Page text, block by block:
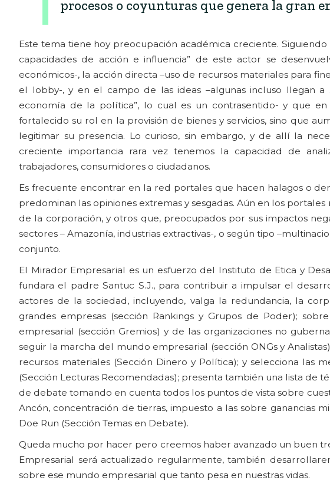
procesos o coyunturas que genera la gran
Este tema tiene hoy preocupación académica creciente.
capacidades de acción e influencia” de este actor se
económicos-, la acción directa –uso de recursos materiales para
el lobby-, y en el campo de las ideas –algunas incluso llegan
economía de la política”, lo cual es un contrasentido- y que
fortalecido su rol en la provisión de bienes y servicios, sino que
legitimar su presencia. Lo curioso, sin embargo, y de allí la
creciente importancia rara vez tenemos la capacidad de
trabajadores, consumidores o ciudadanos.
Es frecuente encontrar en la red portales que hacen halagos o
predominan las opiniones extremas y sesgadas. Aún en los
de la corporación, y otros que, preocupados por sus impactos
sectores – Amazonía, industrias extractivas-, o según tipo
conjunto.
El Mirador Empresarial es un esfuerzo del Instituto de Etica y
fundara el padre Santuc S.J., para contribuir a impulsar el
actores de la sociedad, incluyendo, valga la redundancia, la
grandes empresas (sección Rankings y Grupos de Poder);
empresarial (sección Gremios) y de las organizaciones no
seguir la marcha del mundo empresarial (sección ONGs y
recursos materiales (Sección Dinero y Política); y selecciona las
(Sección Lecturas Recomendadas); presenta también una lista de
de debate tomando en cuenta todos los puntos de vista sobre
Ancón, concentración de tierras, impuesto a las sobre ganancias
Doe Run (Sección Temas en Debate).
Queda mucho por hacer pero creemos haber avanzado un buen
Empresarial será actualizado regularmente, también
sobre ese mundo empresarial que tanto pesa en nuestras vidas.